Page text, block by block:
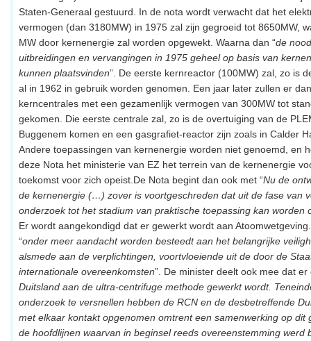
Staten-Generaal gestuurd. In de nota wordt verwacht dat het
vermogen (dan 3180MW) in 1975 zal zijn gegroeid tot 8650MW,
MW door kernenergie zal worden opgewekt. Waarna dan “de
uitbreidingen en vervangingen in 1975 geheel op basis van
kunnen plaatsvinden”. De eerste kernreactor (100MW) zal, zo is
al in 1962 in gebruik worden genomen. Een jaar later zullen er
kerncentrales met een gezamenlijk vermogen van 300MW tot
gekomen. Die eerste centrale zal, zo is de overtuiging van de
Buggenem komen en een gasgrafiet-reactor zijn zoals in Calder
Andere toepassingen van kernenergie worden niet genoemd, en
deze Nota het ministerie van EZ het terrein van de kernenergie
toekomst voor zich opeist.De Nota begint dan ook met “Nu de
de kernenergie (…) zover is voortgeschreden dat uit de fase van
onderzoek tot het stadium van praktische toepassing kan worden
Er wordt aangekondigd dat er gewerkt wordt aan
“onder meer aandacht worden besteedt aan het belangrijke
alsmede aan de verplichtingen, voortvloeiende uit de door de
internationale overeenkomsten”. De minister deelt ook mee dat er
Duitsland aan de ultra-centrifuge methode gewerkt wordt.
onderzoek te versnellen hebben de RCN en de desbetreffende
met elkaar kontakt opgenomen omtrent een samenwerking op dit
de hoofdlijnen waarvan in beginsel reeds overeenstemming werd